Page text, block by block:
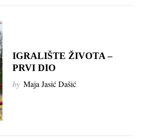
IGRALIŠTE ŽIVOTA –
PRVI DIO
by Maja Jasić Dašić